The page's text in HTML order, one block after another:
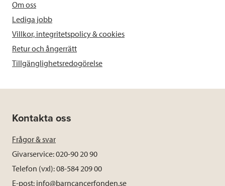
Om oss
Lediga jobb
Villkor, integritetspolicy & cookies
Retur och ångerrätt
Tillgänglighetsredogörelse
Kontakta oss
Frågor & svar
Givarservice: 020-90 20 90
Telefon (vxl): 08-584 209 00
E-post: info@barncancerfonden.se